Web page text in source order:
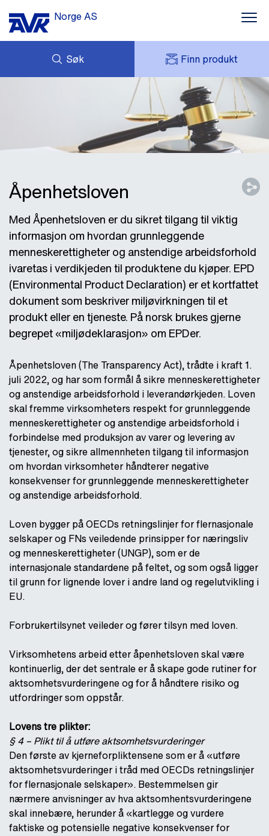
Norge AS
Søk Finn produkt
OM AVK NORGE
FORESPØRSEL
MITT AVK
AVK HOLDING (GROUP)
PRODUKTPROGRAM
Åpenhetsloven
Med Åpenhetsloven er du sikret tilgang til viktig
informasjon om hvordan grunnleggende
menneskerettigheter og anstendige arbeidsforhold
ivaretas i verdikjeden til produktene du kjøper. EPD
(Environmental Product Declaration) er et kortfattet
dokument som beskriver miljøvirkningen til et
produkt eller en tjeneste. På norsk brukes gjerne
begrepet «miljødeklarasjon» om EPDer.
Åpenhetsloven (The Transparency Act), trådte i kraft 1.
juli 2022, og har som formål å sikre menneskerettigheter
og anstendige arbeidsforhold i leverandørkjeden. Loven
skal fremme virksomheters respekt for grunnleggende
menneskerettigheter og anstendige arbeidsforhold i
forbindelse med produksjon av varer og levering av
tjenester, og sikre allmennheten tilgang til informasjon
om hvordan virksomheter håndterer negative
konsekvenser for grunnleggende menneskerettigheter
og anstendige arbeidsforhold.
Loven bygger på OECDs retningslinjer for flernasjonale
selskaper og FNs veiledende prinsipper for næringsliv
og menneskerettigheter (UNGP), som er de
internasjonale standardene på feltet, og som også ligger
til grunn for lignende lover i andre land og regelutvikling i
EU.
Forbrukertilsynet veileder og fører tilsyn med loven.
Virksomhetens arbeid etter åpenhetsloven skal være
kontinuerlig, der det sentrale er å skape gode rutiner for
aktsomhetsvurderingene og for å håndtere risiko og
utfordringer som oppstår.
Lovens tre plikter:
§ 4 – Plikt til å utføre aktsomhetsvurderinger
Den første av kjerneforpliktensene som er å «utføre
aktsomhetsvurderinger i tråd med OECDs retningslinjer
for flernasjonale selskaper». Bestemmelsen gir
nærmere anvisninger av hva aktsomhentsvurderingene
skal innebære, herunder å «kartlegge og vurdere
faktiske og potensielle negative konsekvenser for